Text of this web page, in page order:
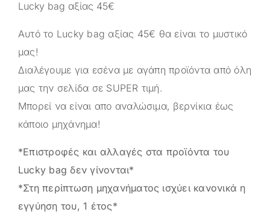
Lucky bag αξίας 45€
Αυτό το Lucky bag αξίας 45€ θα είναι το μυστικό
μας!
Διαλέγουμε για εσένα με αγάπη προϊόντα από όλη
μας την σελίδα σε SUPER τιμή.
Μπορεί να είναι απο αναλώσιμα, βερνίκια έως
κάποιο μηχάνημα!
*Επιστροφές και αλλαγές στα προϊόντα του
Lucky bag δεν γίνονται*
*Στη περίπτωση μηχανήματος ισχύει κανονικά η
εγγύηση του, 1 έτος*